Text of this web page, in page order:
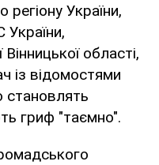
України,
України,
області,
із відомостями
становлять
гриф "таємно".